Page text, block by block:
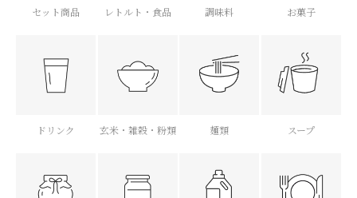
セット商品 レトルト・食品 調味料 お菓子
ドリンク 玄米・雑穀・粉類 麺類 スープ